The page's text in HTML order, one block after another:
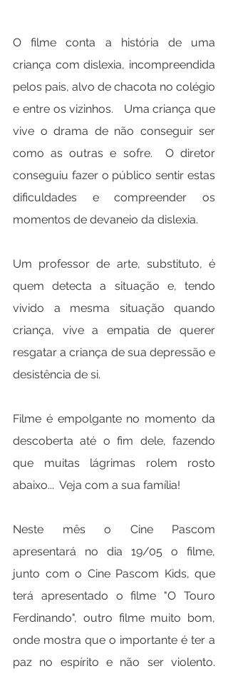
O filme conta a história de uma
criança com dislexia, incompreendida
pelos pais, alvo de chacota no colégio
e entre os vizinhos.   Uma criança que
vive o drama de não conseguir ser
como as outras e sofre.  O diretor
conseguiu fazer o público sentir estas
dificuldades e compreender os
momentos de devaneio da dislexia.
Um professor de arte, substituto, é
quem detecta a situação e, tendo
vivido a mesma situação quando
criança, vive a empatia de querer
resgatar a criança de sua depressão e
desistência de si.
Filme é empolgante no momento da
descoberta até o fim dele, fazendo
que muitas lágrimas rolem rosto
abaixo...  Veja com a sua família!
Neste mês o Cine Pascom
apresentará no dia 19/05 o filme,
junto com o Cine Pascom Kids, que
terá apresentado o filme "O Touro
Ferdinando", outro filme muito bom,
onde mostra que o importante é ter a
paz no espírito e não ser violento.